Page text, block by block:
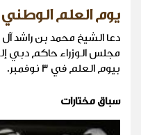
يوم العلم الوطني
دعا الشيخ محمد بن راشد
مجلس الوزراء حاكم دبي
بيوم العلم في 3 نوفمبر.
سباق مختارات